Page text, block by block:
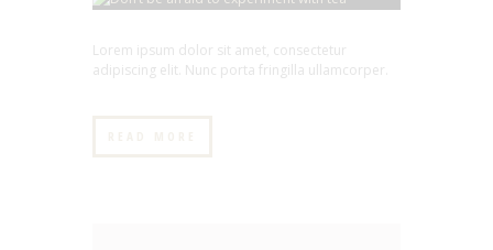
Lorem ipsum dolor sit amet, consectetur
adipiscing elit. Nunc porta fringilla ullamcorper.